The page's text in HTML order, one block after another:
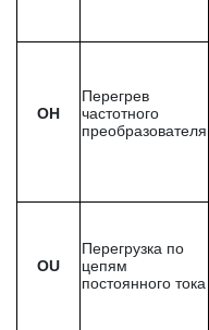
OH
Перегрев
частотного
преобразователя
OU
Перегрузка по
цепям
постоянного тока